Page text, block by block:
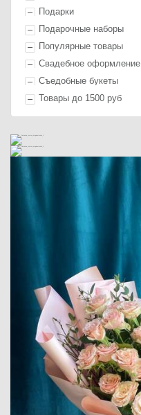
Подарки
Подарочные наборы
Популярные товары
Свадебное оформление
Съедобные букеты
Товары до 1500 руб